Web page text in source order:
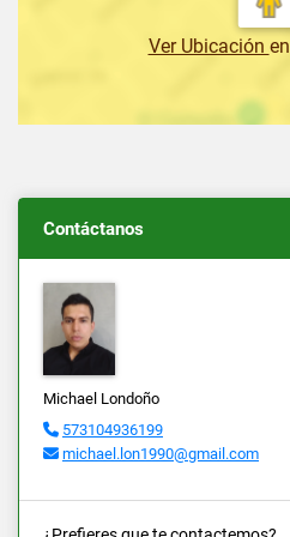
Ver Ubicación en
Contáctanos
Michael Londoño
573104936199
michael.lon1990@gmail.com